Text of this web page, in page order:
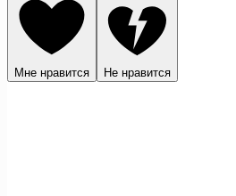
Мне нравится Не нравится